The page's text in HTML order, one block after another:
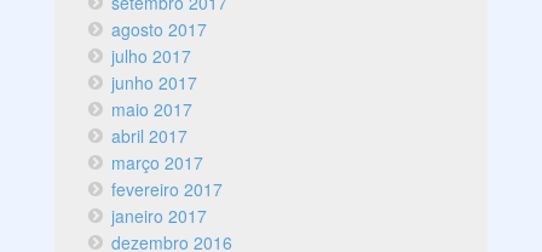
agosto 2017
julho 2017
junho 2017
maio 2017
abril 2017
março 2017
fevereiro 2017
janeiro 2017
dezembro 2016